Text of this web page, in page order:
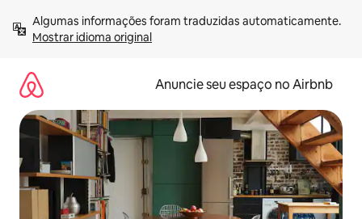
para
Mostrar idioma original
Anuncie seu espaço no Airbnb